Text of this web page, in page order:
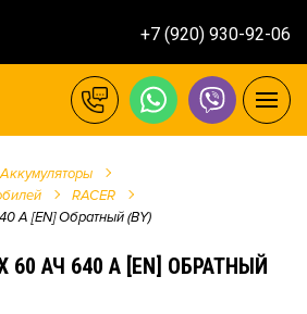
+7 (920) 930-92-06
Аккумуляторы
RACER
А [EN] Обратный (BY)
60 АЧ 640 А [EN] ОБРАТНЫЙ